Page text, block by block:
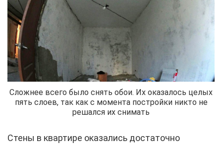
Сложнее всего было снять обои. Их оказалось целых
пять слоев, так как с момента постройки никто не
решался их снимать
Стены в квартире оказались достаточно